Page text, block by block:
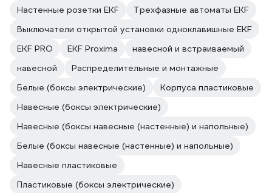
Настенные розетки EKF
Трехфазные автоматы EKF
Выключатели открытой установки одноклавишные EKF
EKF PRO
EKF Proxima
навесной и встраиваемый
навесной
Распределительные и монтажные
Белые (боксы электрические)
Корпуса пластиковые
Навесные (боксы электрические)
Навесные (боксы навесные (настенные) и напольные)
Белые (боксы навесные (настенные) и напольные)
Навесные пластиковые
Пластиковые (боксы электрические)